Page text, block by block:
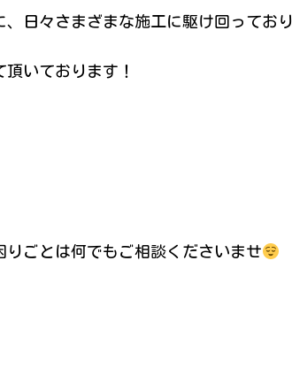
日々さまざまな施工に駆け回ってお
いております！
ごとは何でもご相談くださいませ